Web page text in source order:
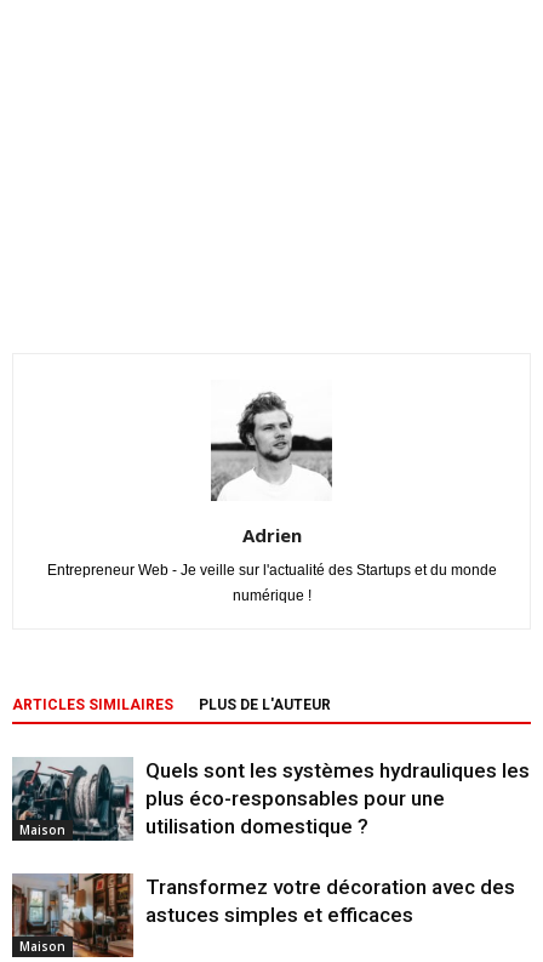
Adrien
Entrepreneur Web - Je veille sur l'actualité des Startups et du monde
numérique !
ARTICLES SIMILAIRES PLUS DE L'AUTEUR
Maison
Quels sont les systèmes hydrauliques les
plus éco-responsables pour une
utilisation domestique ?
Maison
Transformez votre décoration avec des
astuces simples et efficaces